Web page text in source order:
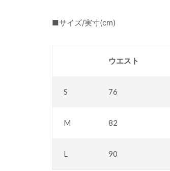
■サイズ/実寸(cm)
ウエスト
S 76
M 82
L 90